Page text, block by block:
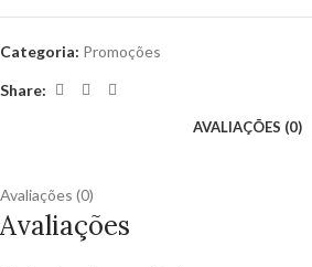
Categoria: Promoções
Share:
AVALIAÇÕES (0)
Avaliações (0)
Avaliações